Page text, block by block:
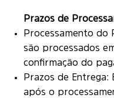
Prazos de
Processamento do
são processados
confirmação do
Prazos de Entrega:
após o